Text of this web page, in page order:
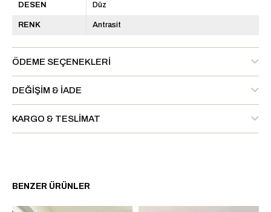
DESEN Düz
RENK Antrasit
ÖDEME SEÇENEKLERI
DEĞIŞIM & İADE
KARGO & TESLIMAT
BENZER ÜRÜNLER